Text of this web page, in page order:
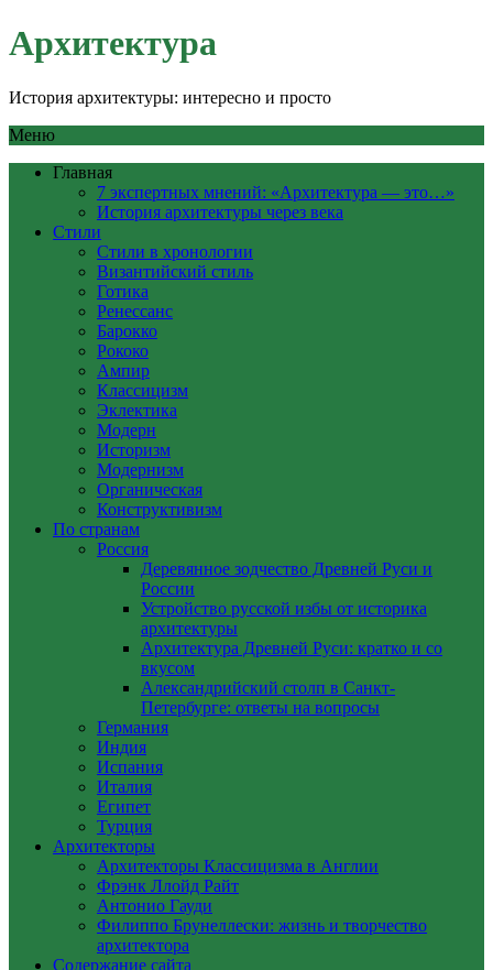
Архитектура
История архитектуры: интересно и просто
Меню
Главная
7 экспертных мнений: «Архитектура — это…»
История архитектуры через века
Стили
Стили в хронологии
Византийский стиль
Готика
Ренессанс
Барокко
Рококо
Ампир
Классицизм
Эклектика
Модерн
Историзм
Модернизм
Органическая
Конструктивизм
По странам
Россия
Деревянное зодчество Древней Руси и
России
Устройство русской избы от историка
архитектуры
Архитектура Древней Руси: кратко и со
вкусом
Александрийский столп в Санкт-
Петербурге: ответы на вопросы
Германия
Индия
Испания
Италия
Египет
Турция
Архитекторы
Архитекторы Классицизма в Англии
Фрэнк Ллойд Райт
Антонио Гауди
Филиппо Брунеллески: жизнь и творчество
архитектора
Содержание сайта